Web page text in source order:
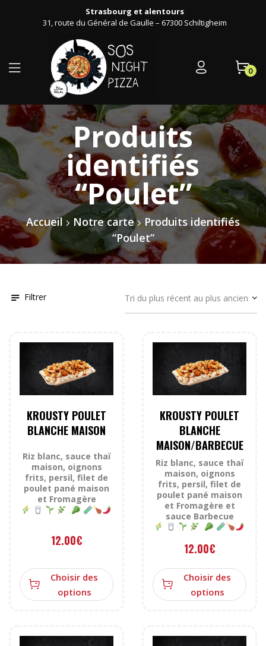
Strasbourg et alentours
31, route du Général de Gaulle – 67300 Schiltigheim
0
Produits
identifiés
“Poulet”
Accueil Notre carte
Produits identifiés
“Poulet”
Filtrer
KROUSTY POULET
BLANCHE MAISON
Riz blanc, sauce thaï
maison, oignons
frits, persil, filet de
poulet pané maison
et Fromagère
12.00€
Choisir des
options
KROUSTY POULET
BLANCHE
MAISON/BARBECUE
Riz blanc, sauce thaï
maison, oignons
frits, persil, filet de
poulet pané maison
et Fromagère et
sauce Barbecue
12.00€
Choisir des
options